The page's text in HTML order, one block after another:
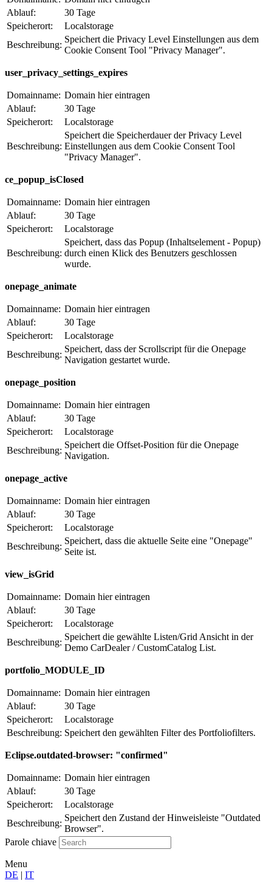
Ablauf:
30 Tage
Speicherort:
Localstorage
Beschreibung:
Speichert die Privacy Level Einstellungen aus dem
Cookie Consent Tool "Privacy Manager".
user_privacy_settings_expires
Domainname: Domain hier eintragen
Ablauf:
30 Tage
Speicherort:
Localstorage
Beschreibung:
Speichert die Speicherdauer der Privacy Level
Einstellungen aus dem Cookie Consent Tool
"Privacy Manager".
ce_popup_isClosed
Domainname: Domain hier eintragen
Ablauf:
30 Tage
Speicherort:
Localstorage
Beschreibung:
Speichert, dass das Popup (Inhaltselement - Popup)
durch einen Klick des Benutzers geschlossen
wurde.
onepage_animate
Domainname: Domain hier eintragen
Ablauf:
30 Tage
Speicherort:
Localstorage
Beschreibung:
Speichert, dass der Scrollscript für die Onepage
Navigation gestartet wurde.
onepage_position
Domainname: Domain hier eintragen
Ablauf:
30 Tage
Speicherort:
Localstorage
Beschreibung:
Speichert die Offset-Position für die Onepage
Navigation.
onepage_active
Domainname: Domain hier eintragen
Ablauf:
30 Tage
Speicherort:
Localstorage
Beschreibung:
Speichert, dass die aktuelle Seite eine "Onepage"
Seite ist.
view_isGrid
Domainname: Domain hier eintragen
Ablauf:
30 Tage
Speicherort:
Localstorage
Beschreibung:
Speichert die gewählte Listen/Grid Ansicht in der
Demo CarDealer / CustomCatalog List.
portfolio_MODULE_ID
Domainname: Domain hier eintragen
Ablauf:
30 Tage
Speicherort:
Localstorage
Beschreibung: Speichert den gewählten Filter des Portfoliofilters.
Eclipse.outdated-browser: "confirmed"
Domainname: Domain hier eintragen
Ablauf:
30 Tage
Speicherort:
Localstorage
Beschreibung:
Speichert den Zustand der Hinweisleiste "Outdated
Browser".
Parole chiave
Menu
DE | IT